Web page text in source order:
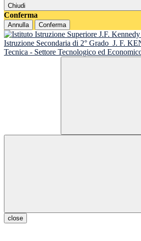
Chiudi
Conferma
Annulla Conferma
Istruzione Secondaria di 2° Grado J. F.
Tecnica - Settore Tecnologico ed
close